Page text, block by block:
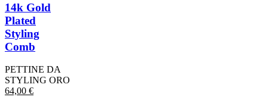
14k Gold
Plated
Styling
Comb
PETTINE DA
STYLING ORO
64,00 €